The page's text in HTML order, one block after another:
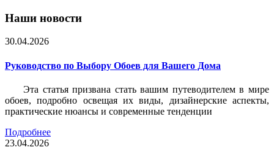
Наши новости
30.04.2026
Руководство по Выбору Обоев для Вашего Дома
Эта статья призвана стать вашим путеводителем в мире
обоев, подробно освещая их виды, дизайнерские аспекты,
практические нюансы и современные тенденции
Подробнее
23.04.2026